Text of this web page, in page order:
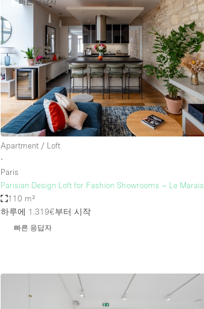
빠른 응답자
Apartment / Loft
∙
Paris
Parisian Design Loft for Fashion Showrooms – Le Marais
110 m²
하루에 1.319€부터 시작
빠른 응답자